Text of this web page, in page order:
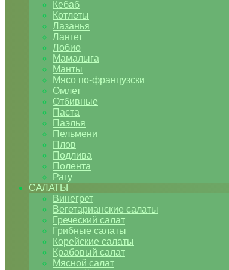
Кебаб
Котлеты
Лазанья
Лангет
Лобио
Мамалыга
Манты
Мясо по-французски
Омлет
Отбивные
Паста
Паэлья
Пельмени
Плов
Подлива
Полента
Рагу
САЛАТЫ
Винегрет
Вегетарианские салаты
Греческий салат
Грибные салаты
Корейские салаты
Крабовый салат
Мясной салат